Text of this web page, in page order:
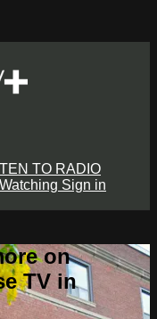
TO RADIO
Sign in
on
TV in